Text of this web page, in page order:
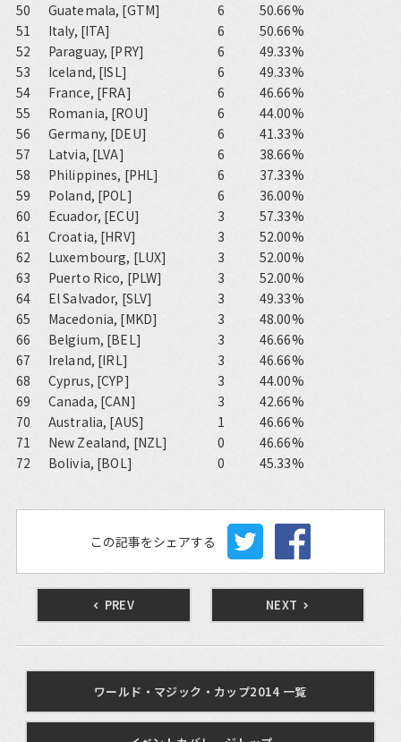
50
Guatemala, [GTM] 6
50.66%
51
Italy, [ITA] 6
50.66%
52
Paraguay, [PRY] 6
49.33%
53
Iceland, [ISL] 6
49.33%
54
France, [FRA] 6
46.66%
55
Romania, [ROU] 6
44.00%
56
Germany, [DEU] 6
41.33%
57
Latvia, [LVA] 6
38.66%
58
Philippines, [PHL] 6
37.33%
59
Poland, [POL] 6
36.00%
60
Ecuador, [ECU] 3
57.33%
61
Croatia, [HRV] 3
52.00%
62
Luxembourg, [LUX] 3
52.00%
63
Puerto Rico, [PLW] 3
52.00%
64
El Salvador, [SLV] 3
49.33%
65
Macedonia, [MKD] 3
48.00%
66
Belgium, [BEL] 3
46.66%
67
Ireland, [IRL] 3
46.66%
68
Cyprus, [CYP] 3
44.00%
69
Canada, [CAN] 3
42.66%
70
Australia, [AUS] 1
46.66%
71
New Zealand, [NZL] 0
46.66%
72
Bolivia, [BOL] 0 45.33%
この記事をシェアする
PREV NEXT
ワールド・マジック・カップ2014 一覧